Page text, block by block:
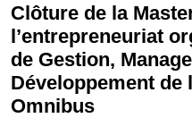
Clôture de la
l’entrepreneuriat
de Gestion,
Développement de
Omnibus